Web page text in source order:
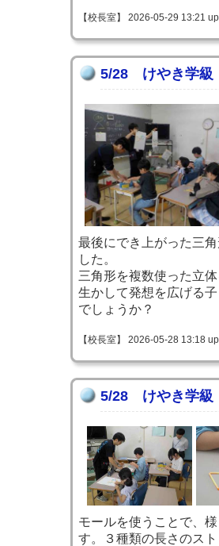
【校長室】 2026-05-29 13:21
5/28 けやき学級
最後にでき上がった三
した。
三角形を複数使った立
生かして発想を広げる
でしょうか？
【校長室】 2026-05-28 13:18
5/28 けやき学級
モールを使うことで、
す。３種類の長さのス